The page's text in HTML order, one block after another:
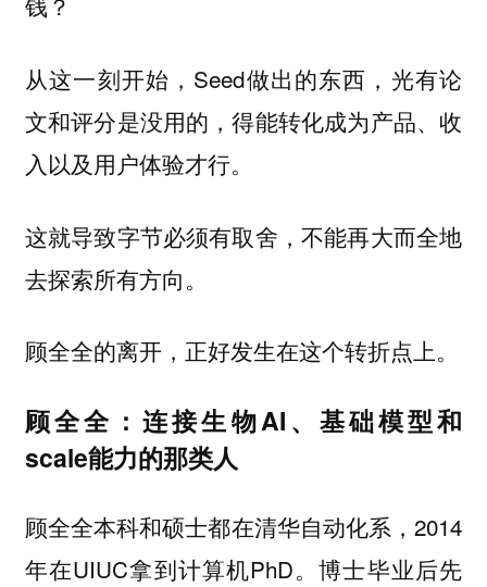
从这一刻开始，Seed做出的东西，光有论
文和评分是没用的，得能转化成为产品、收
入以及用户体验才行。
这就导致字节必须有取舍，不能再大而全地
去探索所有方向。
顾全全的离开，正好发生在这个转折点上。
顾全全：连接生物AI、基础模型和
scale能力的那类人
顾全全本科和硕士都在清华自动化系，2014
年在UIUC拿到计算机PhD。博士毕业后先